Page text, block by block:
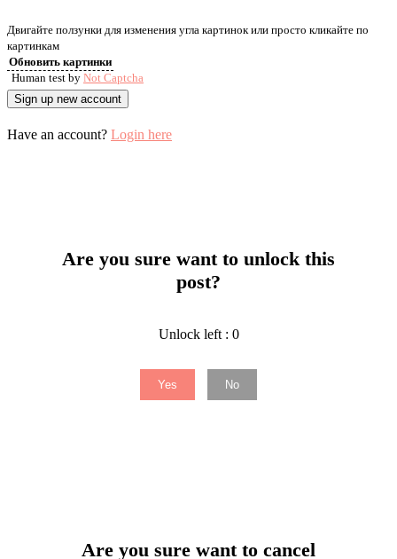
Двигайте ползунки для изменения угла картинок или просто кликайте по
картинкам
Обновить картинки
Human test by Not Captcha
Have an account? Login here
Are you sure want to unlock this
post?
Unlock left : 0
Yes No
Are you sure want to cancel